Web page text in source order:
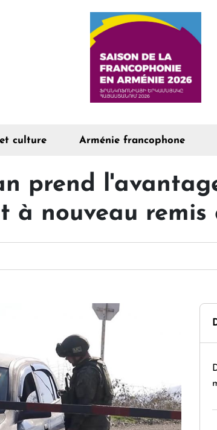
culture Arménie francophone
prend
à nouveau remis